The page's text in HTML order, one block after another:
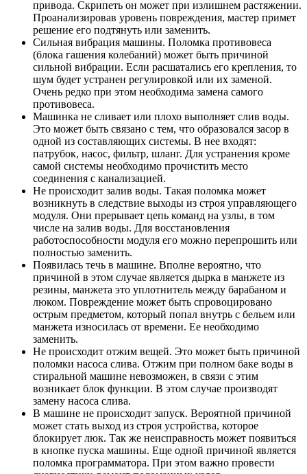
привода. Скрипеть он может при излишнем растяжении.
Проанализировав уровень повреждения, мастер примет
решение его подтянуть или заменить.
Сильная вибрация машины. Поломка противовеса
(блока гашения колебаний) может быть причиной
сильной вибрации. Если расшатались его крепления, то
шум будет устранен регулировкой или их заменой.
Очень редко при этом необходима замена самого
противовеса.
Машинка не сливает или плохо выполняет слив воды.
Это может быть связано с тем, что образовался засор в
одной из составляющих системы. В нее входят:
патрубок, насос, фильтр, шланг. Для устранения кроме
самой системы необходимо прочистить место
соединения с канализацией.
Не происходит залив воды. Такая поломка может
возникнуть в следствие выходы из строя управляющего
модуля. Они прерывает цепь команд на узлы, в том
числе на залив воды. Для восстановления
работоспособности модуля его можно перепрошить или
полностью заменить.
Появилась течь в машине. Вполне вероятно, что
причиной в этом случае является дырка в манжете из
резины, манжета это уплотнитель между барабаном и
люком. Повреждение может быть спровоцировано
острым предметом, который попал внутрь с бельем или
манжета износилась от времени. Ее необходимо
заменить.
Не происходит отжим вещей. Это может быть причиной
поломки насоса слива. Отжим при полном баке воды в
стиральной машине невозможен, в связи с этим
возникает блок функции. В этом случае производят
замену насоса слива.
В машине не происходит запуск. Вероятной причиной
может стать выход из строя устройства, которое
блокирует люк. Так же неисправность может появиться
в кнопке пуска машины. Еще одной причиной является
поломка программатора. При этом важно провести